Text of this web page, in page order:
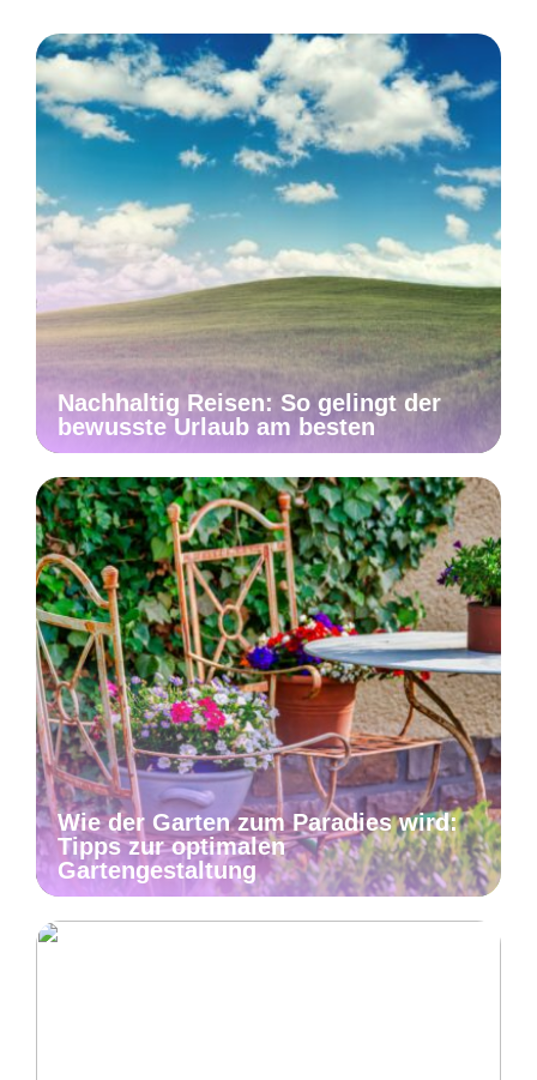
Nachhaltig Reisen: So gelingt der
bewusste Urlaub am besten
Wie der Garten zum Paradies wird:
Tipps zur optimalen
Gartengestaltung